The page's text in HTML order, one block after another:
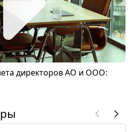
директоров АО и ООО: